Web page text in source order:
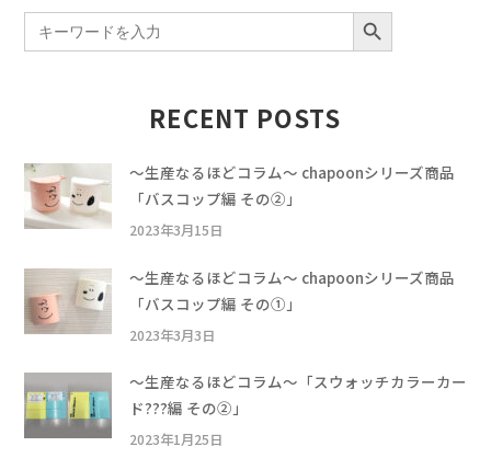
Search
for:
SEARCH BUTTON
RECENT POSTS
〜生産なるほどコラム〜 chapoonシリーズ商品
「バスコップ編 その②」
2023年3月15日
〜生産なるほどコラム〜 chapoonシリーズ商品
「バスコップ編 その①」
2023年3月3日
〜生産なるほどコラム〜「スウォッチカラーカー
ド???編 その②」
2023年1月25日